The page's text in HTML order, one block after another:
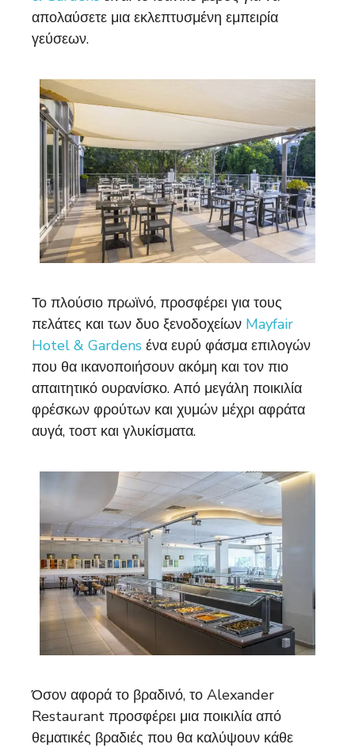
απολαύσετε μια εκλεπτυσμένη εμπειρία
γεύσεων.
Το πλούσιο πρωϊνό, προσφέρει για τους
πελάτες και των δυο ξενοδοχείων Mayfair
Hotel & Gardens ένα ευρύ φάσμα επιλογών
που θα ικανοποιήσουν ακόμη και τον πιο
απαιτητικό ουρανίσκο. Από μεγάλη ποικιλία
φρέσκων φρούτων και χυμών μέχρι αφράτα
αυγά, τοστ και γλυκίσματα.
Όσον αφορά το βραδινό, το Alexander
Restaurant προσφέρει μια ποικιλία από
θεματικές βραδιές που θα καλύψουν κάθε